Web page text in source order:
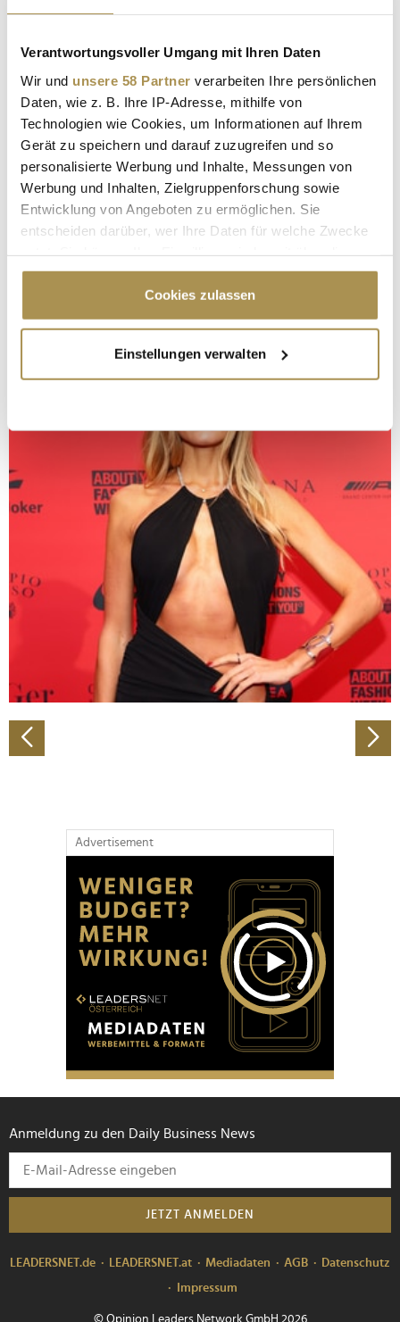
Verantwortungsvoller Umgang mit Ihren Daten
Wir und unsere 58 Partner verarbeiten Ihre persönlichen
Daten, wie z. B. Ihre IP-Adresse, mithilfe von
Technologien wie Cookies, um Informationen auf Ihrem
Gerät zu speichern und darauf zuzugreifen und so
personalisierte Werbung und Inhalte, Messungen von
Werbung und Inhalten, Zielgruppenforschung sowie
Entwicklung von Angeboten zu ermöglichen. Sie
entscheiden darüber, wer Ihre Daten für welche Zwecke
Cookie-Erklärung oder durch Klicken auf das Privacy
Trigger Symbol ändern oder widerrufen
Informationen über Ihre geografische Lage
erfassen, welche bis auf einige Meter genau sein
bestimmten Merkmalen (Fingerprinting) identifizieren
Erfahren Sie mehr darüber, wie Ihre persönlichen Daten
verarbeitet werden, und legen Sie Ihre Präferenzen im
Abschnitt Einzelheiten
fest.
Wir verwenden Cookies, um Inhalte und Anzeigen zu
personalisieren, Funktionen für soziale Medien anbieten
zu können und die Zugriffe auf unsere Website zu
analysieren. Außerdem geben wir Informationen zu Ihrer
Verwendung unserer Website an unsere Partner für
soziale Medien, Werbung und Analysen weiter. Unsere
Partner führen diese Informationen möglicherweise mit
haben oder die sie im Rahmen Ihrer Nutzung der Dienste
gesammelt haben.
Cookies zulassen
Einstellungen verwalten
Advertisement
Anmeldung zu den Daily Business News
JETZT ANMELDEN
LEADERSNET.de LEADERSNET.at Mediadaten AGB
Datenschutz
Impressum